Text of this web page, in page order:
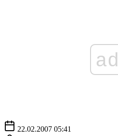
ad
22.02.2007 05:41